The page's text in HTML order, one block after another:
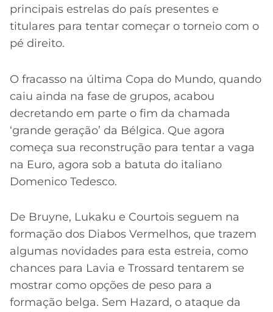
principais estrelas do país presentes e
titulares para tentar começar o torneio com o
pé direito.
O fracasso na última Copa do Mundo, quando
caiu ainda na fase de grupos, acabou
decretando em parte o fim da chamada
‘grande geração’ da Bélgica. Que agora
começa sua reconstrução para tentar a vaga
na Euro, agora sob a batuta do italiano
Domenico Tedesco.
De Bruyne, Lukaku e Courtois seguem na
formação dos Diabos Vermelhos, que trazem
algumas novidades para esta estreia, como
chances para Lavia e Trossard tentarem se
mostrar como opções de peso para a
formação belga. Sem Hazard, o ataque da